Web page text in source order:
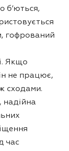
б’ються,
гофрований
Якщо
не працює,
сходами.
надійна
час